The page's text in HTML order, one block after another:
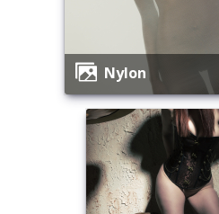
Nylon